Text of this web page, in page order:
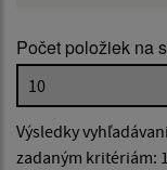
Popis:
Dátum
Počet položiek na
Výsledky
zadaným kritériám: